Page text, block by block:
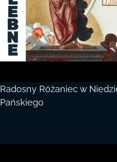
Radosny Różaniec w
Pańskiego